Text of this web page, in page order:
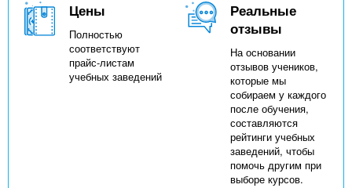
Цены
Полностью
соответствуют
прайс-листам
учебных заведений
Реальные
отзывы
На основании
отзывов учеников,
которые мы
собираем у каждого
после обучения,
составляются
рейтинги учебных
заведений, чтобы
помочь другим при
выборе курсов.